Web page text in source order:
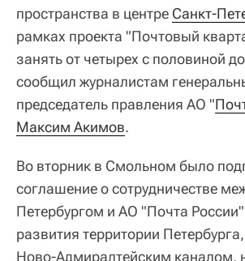
пространства в центре Санкт-
рамках проекта "Почтовый
занять от четырех с половиной
сообщил журналистам
председатель правления АО "
Максим Акимов.
Во вторник в Смольном было
соглашение о сотрудничестве
Петербургом и АО "Почта
развития территории
Ново-Адмиралтейским каналом,